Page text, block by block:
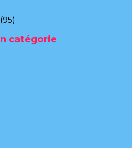
(95)
catégorie